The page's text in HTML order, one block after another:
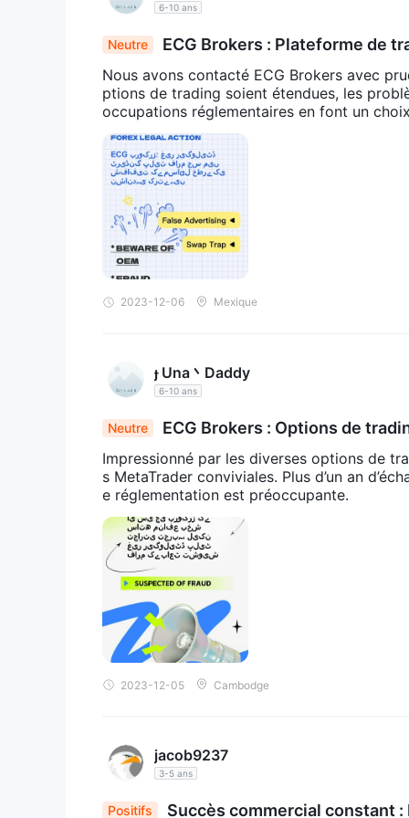
ECG Brokers accepte les paiements via
6-10 ans
Neutre
ECG Brokers : Plateforme de
rence et un support limité soulève des
Nous avons contacté ECG Brokers avec
ptions de trading soient étendues, les
occupations réglementaires en font un
2023-12-06 Mexique
 Una丶Daddy
6-10 ans
Neutre
ECG Brokers : Options de
mentaire suscite des inquiétudes
Impressionné par les diverses options de
s MetaTrader conviviales. Plus d’un an
e réglementation est préoccupante.
2023-12-05 Cambodge
jacob9237
3-5 ans
Positifs Succès commercial constant